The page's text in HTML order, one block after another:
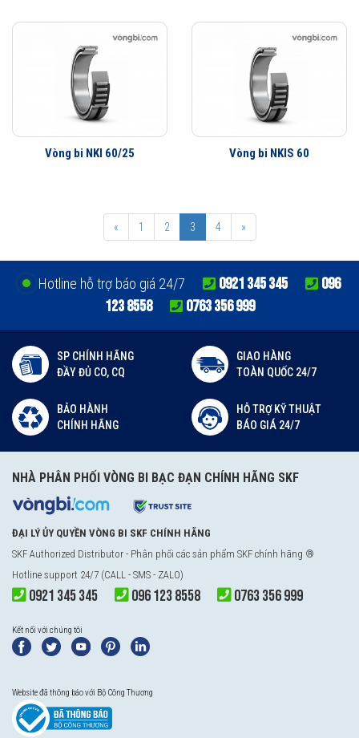
Vòng bi NKI 60/25 Vòng bi NKIS 60
« 1 2 3 4 »
Hotline hỗ trợ báo giá 24/7 0921 345 345
096
123 8558
0763 356 999
SP CHÍNH HÃNG
ĐẦY ĐỦ CO, CQ
GIAO HÀNG
TOÀN QUỐC 24/7
BẢO HÀNH
CHÍNH HÃNG
HỖ TRỢ KỸ THUẬT
BÁO GIÁ 24/7
NHÀ PHÂN PHỐI VÒNG BI BẠC ĐẠN CHÍNH HÃNG SKF
ĐẠI LÝ ỦY QUYỀN VÒNG BI SKF CHÍNH HÃNG
SKF Authorized Distributor - Phân phối các sản phẩm SKF chính hãng ®
Hotline support 24/7 (CALL - SMS - ZALO)
0921 345 345 096 123 8558 0763 356 999
Kết nối với chúng tôi
Website đã thông báo với Bộ Công Thương